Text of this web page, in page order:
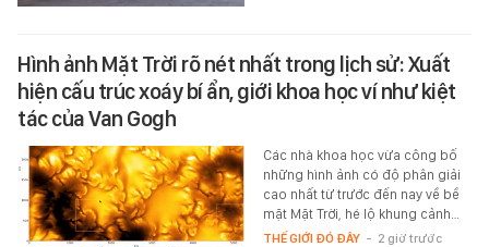
Hình ảnh Mặt Trời rõ nét nhất trong lịch sử: Xuất
hiện cấu trúc xoáy bí ẩn, giới khoa học ví như kiệt
tác của Van Gogh
Các nhà khoa học vừa công bố
những hình ảnh có độ phân giải
cao nhất từ trước đến nay về bề
mặt Mặt Trời, hé lộ khung cảnh…
THẾ GIỚI ĐÓ ĐÂY - 2 giờ trước